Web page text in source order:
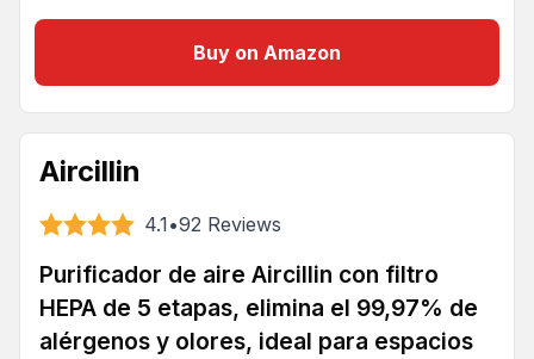
Buy on Amazon
Aircillin
4.1•92 Reviews
Purificador de aire Aircillin con filtro
HEPA de 5 etapas, elimina el 99,97% de
alérgenos y olores, ideal para espacios